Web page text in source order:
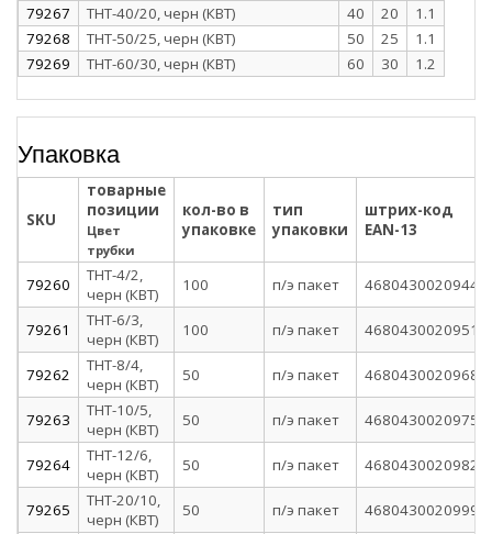
79267
ТНТ-40/20, черн (КВТ) 40 20
1.1
79268
ТНТ-50/25, черн (КВТ) 50 25
1.1
79269
ТНТ-60/30, черн (КВТ) 60 30 1.2
Упаковка
SKU
товарные
позиции
Цвет
трубки
кол-во в
упаковке
тип
упаковки
штрих-код
EAN-13
79260
ТНТ-4/2,
черн (КВТ)
100 п/э пакет 4680430020944
79261
ТНТ-6/3,
черн (КВТ)
100 п/э пакет 4680430020951
79262
ТНТ-8/4,
черн (КВТ)
50 п/э пакет 4680430020968
79263
ТНТ-10/5,
черн (КВТ)
50 п/э пакет 4680430020975
79264
ТНТ-12/6,
черн (КВТ)
50 п/э пакет 4680430020982
79265
ТНТ-20/10,
черн (КВТ)
50 п/э пакет 4680430020999